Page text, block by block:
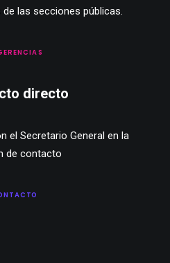
de las secciones públicas.
directo
el Secretario General en la
de contacto